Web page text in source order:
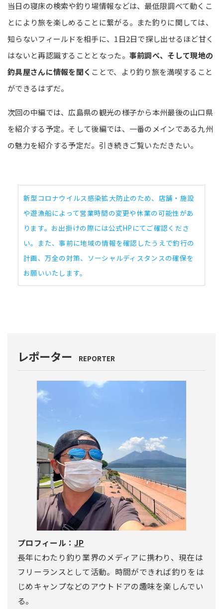
当日の寝床の検索や釣り場情報などは、最低限調べて動くこ
とにより旅を楽しめることに繋がる。また釣りに関しては、
知らないフィールドを相手に、1日2日で探し出せるほど甘く
はないと再認識することとなった。 事前調べ、そして現地の
釣具屋さんに情報を聞く ことで、より釣り旅を満喫すること
ができるはずだ。
次回の中編では、広島県の観光の様子から本州最後の山口県
を紹介する予定。そして後編では、一番のメインである九州
の魅力を紹介する予定だ。引き続きご覧いただきたい。
新型コロナウイルス感染拡大防止のため、店舗・施設
や遊漁船によって営業時間の変更や休業の可能性があ
ります。お出掛けの際には公式HPにてご確認くださ
い。また、事前に地域の情報を確認したうえで釣行の
計画、万全の対策、ソーシャルディスタンスの確保を
お願いいたします。
レポーター REPORTER
プロフィール：JP
長年にわたり釣り業界のメディアに携わり、現在は
フリーランスとして活動。時間ができれば釣りをは
じめキャンプなどのアウトドアの趣味を楽しんでい
る。